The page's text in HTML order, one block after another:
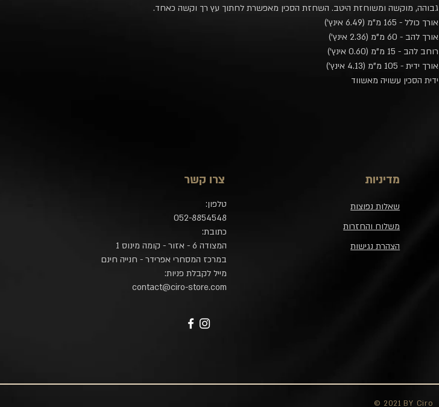
גבוהה, מוקשה ומשוחזת היטב. השחזת הסכין מאפשרת לחתוך עץ רך וקשה כאחד.
אורך כולל - 165 מ"מ (6.49 אינץ')
אורך להב - 60 מ"מ (2.36 אינץ')
רוחב להב - 15 מ"מ (0.60 אינץ')
אורך ידית - 105 מ"מ (4.13 אינץ')
ידית הסכין עשויה מאשווד
צרו קשר
טלפון:
052-8854548​
כתובת:
המצודה 6 - אזור - קומה מינוס 1
במרכז המסחרי אפרידר - חנייה חינם
מייל לקבלת פניות:
contact@ciro-store.com
מדיניות
שאלות נפוצות
משלוח והחזרות
הצהרת נגישות
© 2021 BY Ciro